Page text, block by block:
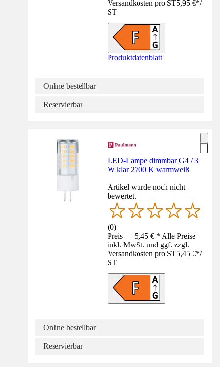
Versandkosten pro ST5,95 €*/
ST
Produktdatenblatt
Online bestellbar
Reservierbar
LED-Lampe dimmbar G4 / 3
W klar 2700 K warmweiß
Artikel wurde noch nicht
bewertet.
(0)
Preis — 5,45 € * Alle Preise
inkl. MwSt. und ggf. zzgl.
Versandkosten pro ST5,45 €*/
ST
Online bestellbar
Reservierbar